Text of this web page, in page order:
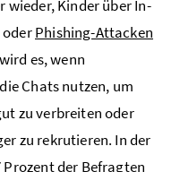
wieder, Kinder über In-
oderPhishing-Attacken
es, wenn
Chats nutzen, um
zu verbreiten oder
zu rekrutieren. In der
der Befragten